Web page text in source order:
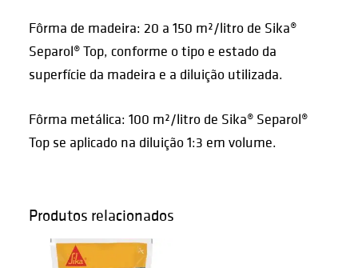
Fôrma de madeira: 20 a 150 m²/litro de Sika®
Separol® Top, conforme o tipo e estado da
superfície da madeira e a diluição utilizada.
Fôrma metálica: 100 m²/litro de Sika® Separol®
Top se aplicado na diluição 1:3 em volume.
Produtos relacionados